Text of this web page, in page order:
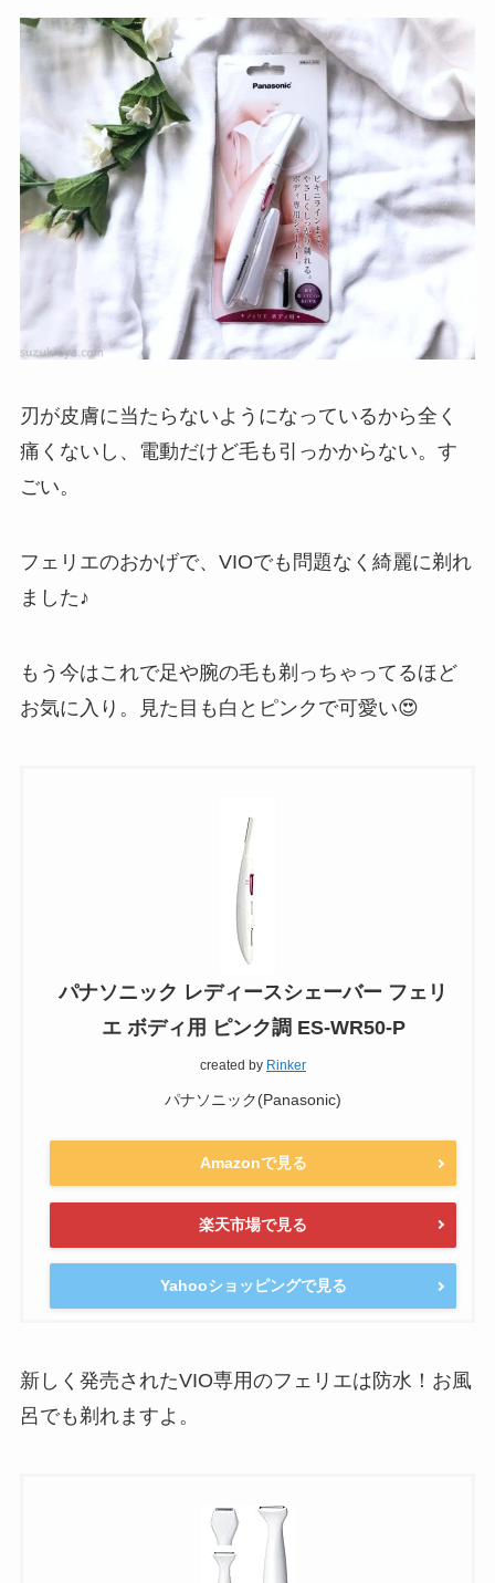
刃が皮膚に当たらないようになっているから全く
痛くないし、電動だけど毛も引っかからない。す
ごい。
フェリエのおかげで、VIOでも問題なく綺麗に剃れ
ました♪
もう今はこれで足や腕の毛も剃っちゃってるほど
お気に入り。見た目も白とピンクで可愛い😍
パナソニック レディースシェーバー フェリ
エ ボディ用 ピンク調 ES-WR50-P
created by Rinker
パナソニック(Panasonic)
Amazonで見る
楽天市場で見る
Yahooショッピングで見る
新しく発売されたVIO専用のフェリエは防水！お風
呂でも剃れますよ。